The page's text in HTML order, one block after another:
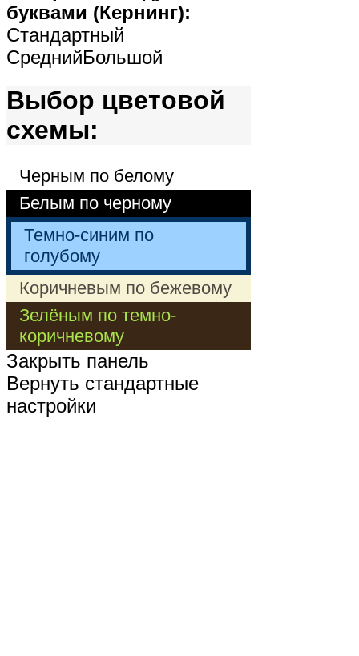
буквами (Кернинг):
Стандартный
СреднийБольшой
Выбор цветовой
схемы:
Черным по белому
Белым по черному
Темно-синим по
голубому
Коричневым по бежевому
Зелёным по темно-
коричневому
Закрыть панель
Вернуть стандартные
настройки